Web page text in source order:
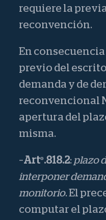
requiere la
reconvención.
En
previo del
demanda y de
reconvencional
apertura del
misma.
–Artº.818.2: plazo
interponer
monitorio. El
computar el